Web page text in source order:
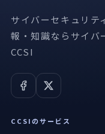
サイバーセキュリテ
報・知識ならサイバ
CCSI
CCSIのサービス